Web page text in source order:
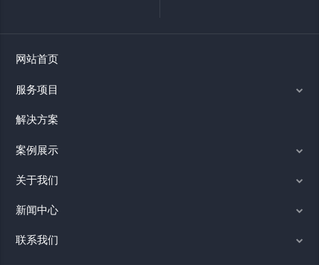
网站首页
服务项目
解决方案
案例展示
关于我们
新闻中心
联系我们